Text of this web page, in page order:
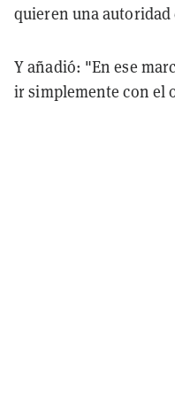
quieren una
Y añadió: "En ese
ir simplemente con el